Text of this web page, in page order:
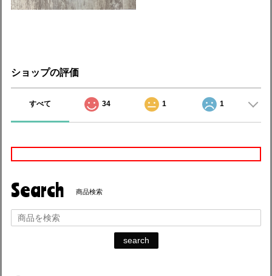
ショップの評価
すべて 34 1 1
Search 商品検索
search